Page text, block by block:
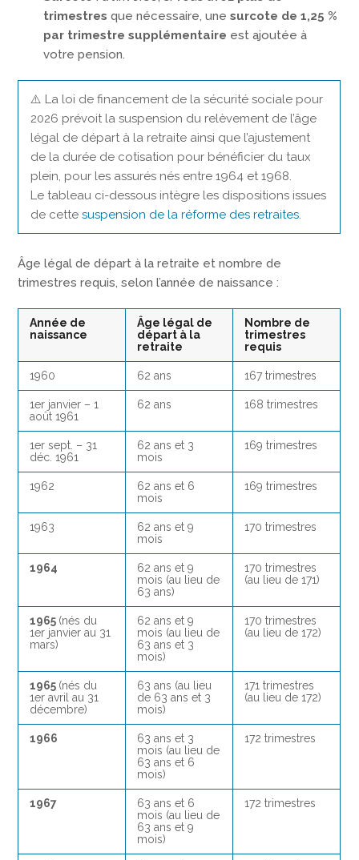
trimestres que nécessaire, unesurcote de 1,25 %
par trimestre supplémentaire est ajoutée à
votre pension.
⚠️ La loi de financement de la sécurité sociale pour
2026 prévoit la suspension du relèvement de l’âge
légal de départ à la retraite ainsi que l’ajustement
de la durée de cotisation pour bénéficier du taux
plein, pour les assurés nés entre 1964 et 1968.
Le tableau ci-dessous intègre les dispositions issues
de cettesuspension de la réforme des retraites.
Âge légal de départ à la retraite et nombre de
trimestres requis, selon l’année de naissance :
Année de
naissance
Âge légal de
départ à la
retraite
Nombre de
trimestres
requis
1960 62 ans 167 trimestres
1er janvier – 1
août 1961
62 ans 168 trimestres
1er sept. – 31
déc. 1961
62 ans et 3
mois
169 trimestres
1962
62 ans et 6
mois
169 trimestres
1963
62 ans et 9
mois
170 trimestres
1964
62 ans et 9
mois (au lieu de
63 ans)
170 trimestres
(au lieu de 171)
1965 (nés du
1er janvier au 31
mars)
62 ans et 9
mois (au lieu de
63 ans et 3
mois)
170 trimestres
(au lieu de 172)
1965 (nés du
1er avril au 31
décembre)
63 ans (au lieu
de 63 ans et 3
mois)
171 trimestres
(au lieu de 172)
1966
63 ans et 3
mois (au lieu de
63 ans et 6
mois)
172 trimestres
1967
63 ans et 6
mois (au lieu de
63 ans et 9
mois)
172 trimestres